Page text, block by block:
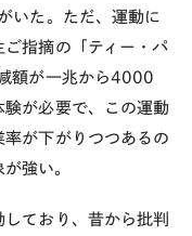
いた。ただ、運動に
指摘の「ティー・パ
額が一兆から4000
が必要で、この運動
が下がりつつあるの
強い。
ており、昔から批判